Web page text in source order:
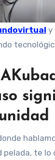
y
pelada, te lo